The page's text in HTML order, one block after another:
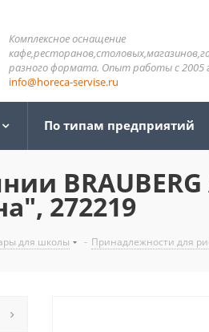
Комплексное оснащение
разного формата. Опыт работы с 2005
info@horeca-servise.ru
По типам предприятий
272219
для школы - Принадлежности для